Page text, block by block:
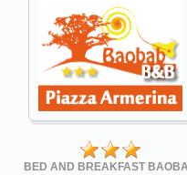
BED AND BREAKFAST